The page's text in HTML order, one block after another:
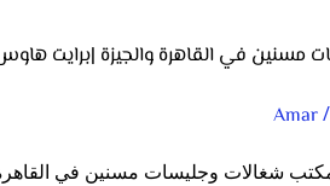
في القاهرة والجيزة |برايت
/
Amar
شغالات وجليسات مسنين في